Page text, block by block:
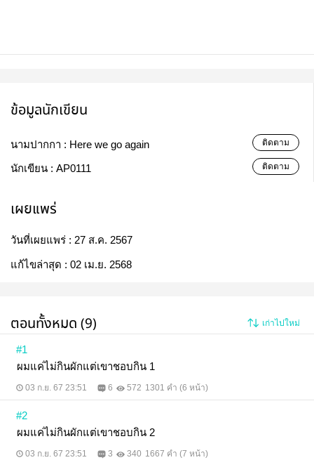
ข้อมูลนักเขียน
นามปากกา : Here we go again ติดตาม
นักเขียน : AP0111 ติดตาม
เผยแพร่
วันที่เผยแพร่ : 27 ส.ค. 2567
แก้ไขล่าสุด : 02 เม.ย. 2568
ตอนทั้งหมด (9) เก่าไปใหม่
#1
ผมแค่ไม่กินผักแต่เขาชอบกิน 1
03 ก.ย. 67 23:51 6 572 1301 คำ (6 หน้า)
#2
ผมแค่ไม่กินผักแต่เขาชอบกิน 2
03 ก.ย. 67 23:51 3 340 1667 คำ (7 หน้า)